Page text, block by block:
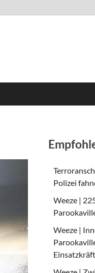
Polizei
Weeze |
Weeze |